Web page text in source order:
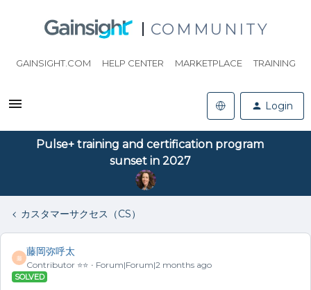
COMMUNITY
GAINSIGHT.COM HELP CENTER MARKETPLACE TRAINING
Login
Pulse+ training and certification program
sunset in 2027
カスタマーサクセス（CS）
藤
藤岡弥呼太
Contributor ⭐️⭐️ Forum|Forum|2 months ago
SOLVED